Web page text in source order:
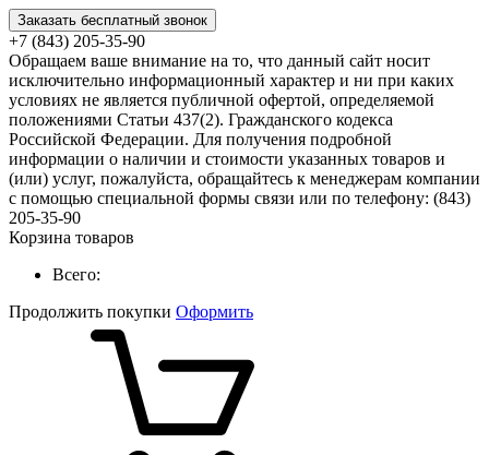
Заказать бесплатный звонок
+7 (843) 205-35-90
Обращаем ваше внимание на то, что данный сайт носит
исключительно информационный характер и ни при каких
условиях не является публичной офертой, определяемой
положениями Статьи 437(2). Гражданского кодекса
Российской Федерации. Для получения подробной
информации о наличии и стоимости указанных товаров и
(или) услуг, пожалуйста, обращайтесь к менеджерам компании
с помощью специальной формы связи или по телефону: (843)
205-35-90
Корзина товаров
Всего:
Продолжить покупки Оформить